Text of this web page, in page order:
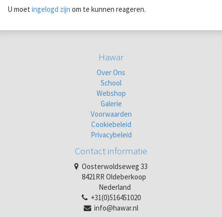
U moet ingelogd zijn om te kunnen reageren.
Hawar
Over Ons
School
Webshop
Galerie
Voorwaarden
Cookiebeleid
Privacybeleid
Contact informatie
Oosterwoldseweg 33
8421RR Oldeberkoop
Nederland
+31(0)516451020
info@hawar.nl